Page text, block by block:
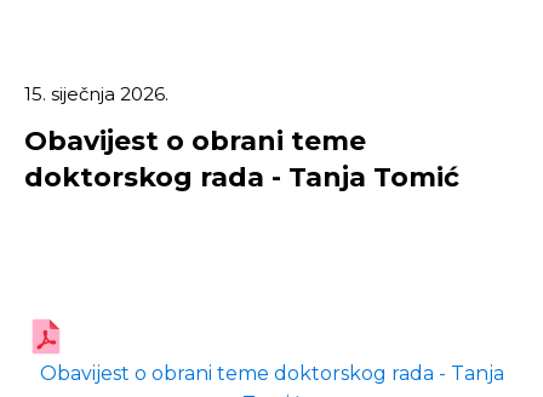
15. siječnja 2026.
Obavijest o obrani teme
doktorskog rada - Tanja Tomić
Obavijest o obrani teme doktorskog rada - Tanja